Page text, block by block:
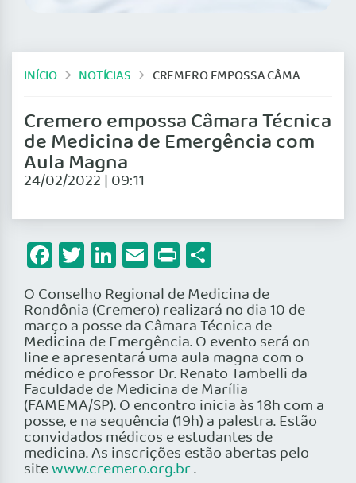
INÍCIO NOTÍCIAS CREMERO EMPOSSA CÂMARA TÉCNICA DE MEDICINA DE EMERGÊNCIA COM AULA MAGNA
Cremero empossa Câmara Técnica
de Medicina de Emergência com
Aula Magna
24/02/2022 | 09:11
Facebook
Twitter
LinkedIn
Email
Print
O Conselho Regional de Medicina de
Rondônia (Cremero) realizará no dia 10 de
março a posse da Câmara Técnica de
Medicina de Emergência. O evento será on-
line e apresentará uma aula magna com o
médico e professor Dr. Renato Tambelli da
Faculdade de Medicina de Marília
(FAMEMA/SP). O encontro inicia às 18h com a
posse, e na sequência (19h) a palestra. Estão
convidados médicos e estudantes de
medicina. As inscrições estão abertas pelo
sitewww.cremero.org.br.